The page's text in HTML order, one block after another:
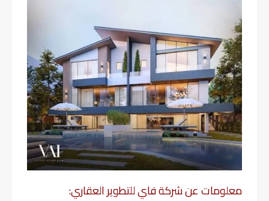
معلومات عن شركة فاي للتطوير العقاري: